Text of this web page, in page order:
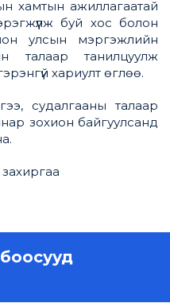
хамтын ажиллагаатай
буй хос болон
улсын мэргэжлийн
талаар танилцуулж
хариулт өглөө.
судалгааны талаар
зохион байгуулсанд